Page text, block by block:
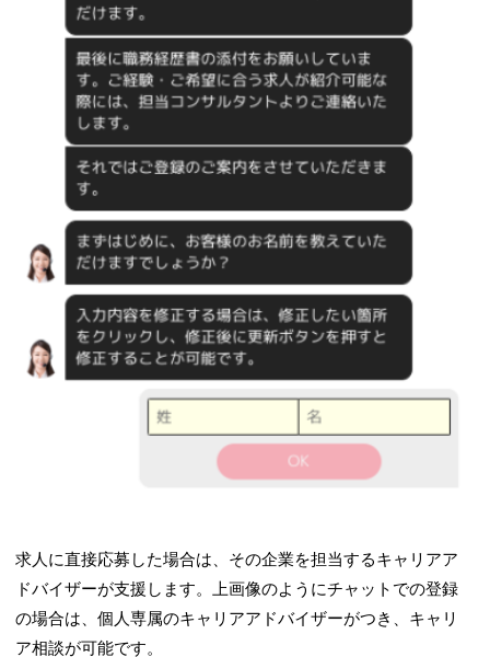
求人に直接応募した場合は、その企業を担当するキャリアア
ドバイザーが支援します。上画像のようにチャットでの登録
の場合は、個人専属のキャリアアドバイザーがつき、キャリ
ア相談が可能です。